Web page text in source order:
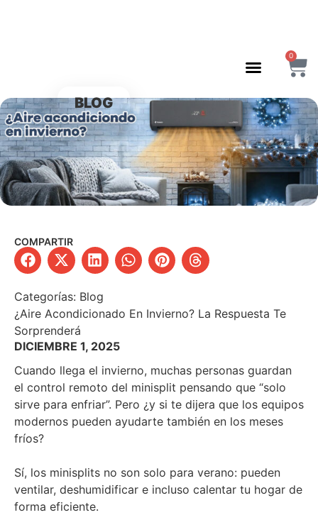
0
BLOG
COMPARTIR
Categorías: Blog
¿Aire Acondicionado En Invierno? La Respuesta Te
Sorprenderá
DICIEMBRE 1, 2025
Cuando llega el invierno, muchas personas guardan
el control remoto del minisplit pensando que “solo
sirve para enfriar”. Pero ¿y si te dijera que los equipos
modernos pueden ayudarte también en los meses
fríos?
Sí, los minisplits no son solo para verano: pueden
ventilar, deshumidificar e incluso calentar tu hogar de
forma eficiente.